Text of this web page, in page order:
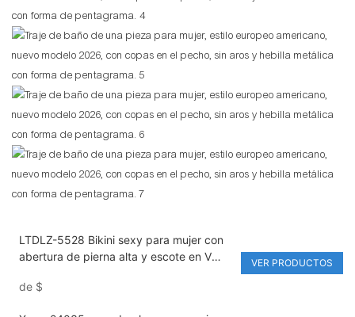
LTDLZ-5528 Bikini sexy para mujer con
abertura de pierna alta y escote en V
de $
VER PRODUCTOS